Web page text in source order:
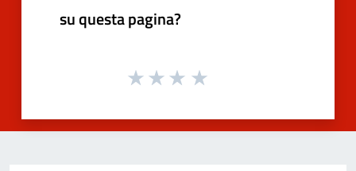
su questa pagina?